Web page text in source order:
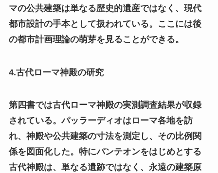
マの公共建築は単なる歴史的遺産ではなく、現代
都市設計の手本として扱われている。ここには後
の都市計画理論の萌芽を見ることができる。
4.古代ローマ神殿の研究
第四書では古代ローマ神殿の実測調査結果が収録
されている。パッラーディオはローマ各地を訪
れ、神殿や公共建築の寸法を測定し、その比例関
係を図面化した。特にパンテオンをはじめとする
古代神殿は、単なる遺跡ではなく、永遠の建築原